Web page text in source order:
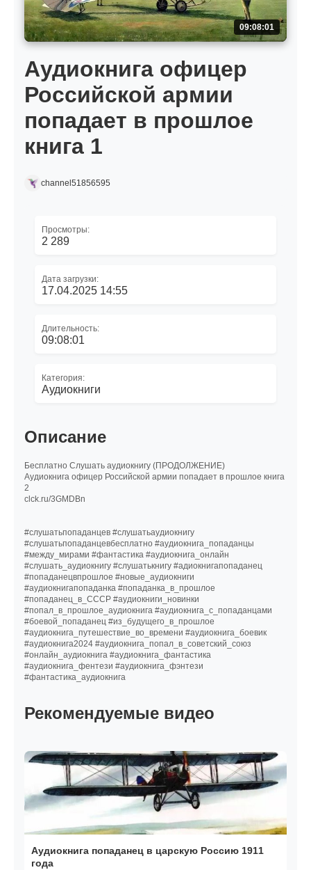
09:08:01
Аудиокнига офицер
Российской армии
попадает в прошлое
книга 1
channel51856595
Просмотры:
2 289
Дата загрузки:
17.04.2025 14:55
Длительность:
09:08:01
Категория:
Аудиокниги
Описание
Бесплатно Слушать аудиокнигу (ПРОДОЛЖЕНИЕ)
Аудиокнига офицер Российской армии попадает в прошлое книга
2
clck.ru/3GMDBn
#слушатьпопаданцев #слушатьаудиокнигу
#слушатьпопаданцевбесплатно #аудиокнига_попаданцы
#между_мирами #фантастика #аудиокнига_онлайн
#слушать_аудиокнигу #слушатькнигу #адиокнигапопаданец
#попаданецвпрошлое #новые_аудиокниги
#аудиокнигапопаданка #попаданка_в_прошлое
#попаданец_в_СССР #аудиокниги_новинки
#попал_в_прошлое_аудиокнига #аудиокнига_с_попаданцами
#боевой_попаданец #из_будущего_в_прошлое
#аудиокнига_путешествие_во_времени #аудиокнига_боевик
#аудиокнига2024 #аудиокнига_попал_в_советский_союз
#онлайн_аудиокнига #аудиокнига_фантастика
#аудиокнига_фентези #аудиокнига_фэнтези
#фантастика_аудиокнига
Рекомендуемые видео
Аудиокнига попаданец в царскую Россию 1911
года